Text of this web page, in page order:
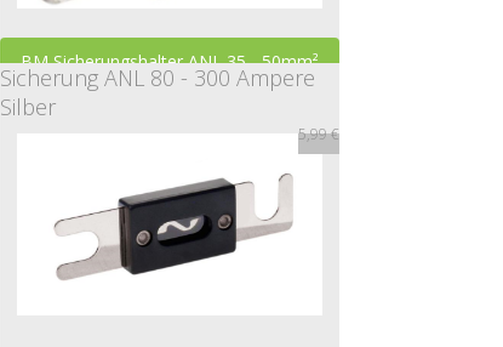
BM Sicherungshalter ANL 35 - 50mm²
Sicherung ANL 80 - 300 Ampere
Silber
5,99 €